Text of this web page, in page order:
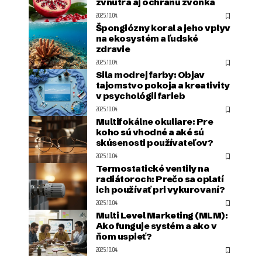
zvnútra aj ochranu zvonka
2025.10.04.
Špongiózny koral a jeho vplyv
na ekosystém a ľudské
zdravie
2025.10.04.
Sila modrej farby: Objav
tajomstvo pokoja a kreativity
v psychológii farieb
2025.10.04.
Multifokálne okuliare: Pre
koho sú vhodné a aké sú
skúsenosti používateľov?
2025.10.04.
Termostatické ventily na
radiátoroch: Prečo sa oplatí
ich používať pri vykurovaní?
2025.10.04.
Multi Level Marketing (MLM):
Ako funguje systém a ako v
ňom uspieť?
2025.10.04.